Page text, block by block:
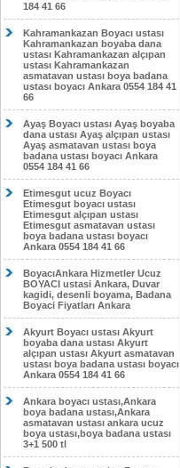
184 41 66
Kahramankazan Boyacı ustası
Kahramankazan boyaba dana
ustası Kahramankazan alçıpan
ustası Kahramankazan
asmatavan ustası boya badana
ustası boyacı Ankara 0554 184 41
66
Ayaş Boyacı ustası Ayaş boyaba
dana ustası Ayaş alçıpan ustası
Ayaş asmatavan ustası boya
badana ustası boyacı Ankara
0554 184 41 66
Etimesgut ucuz Boyacı
Etimesgut boyacı ustası
Etimesgut alçıpan ustası
Etimesgut asmatavan ustası
boya badana ustası boyacı
Ankara 0554 184 41 66
BoyacıAnkara Hizmetler Ucuz
BOYACI ustasi Ankara, Duvar
kagidi, desenli boyama, Badana
Boyaci Fiyatları Ankara
Akyurt Boyacı ustası Akyurt
boyaba dana ustası Akyurt
alçıpan ustası Akyurt asmatavan
ustası boya badana ustası boyacı
Ankara 0554 184 41 66
Ankara boyacı ustası,Ankara
boya badana ustası,Ankara
asmatavan ustası ankara ucuz
boya ustası,boya badana ustası
3+1 500 tl